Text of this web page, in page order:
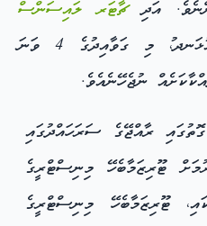
އަދިޗާޓަރ ލައިސަންސް
ލިބިފައިވާ ބޭރުގެ ޓޫރިސްޓް އުޅަނދ،ު މި ގަވާއިދުގެ 4 ވަނަ
ނުޖެހޭނެއެވެ.
ރާއްޖޭގެ ސަރަހައްދުގައި
ޓޫރިޒަމާބެހޭ މިނިސްޓްރީގެ
ޓޫރިޒަމާބެހޭ މިނިސްޓްރީގެ